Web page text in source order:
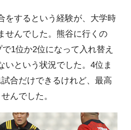
をするという経験が、大学時
せんでした。熊谷に行くの
1位か2位になって入れ替え
いという状況でした。4位ま
合だけできるけれど、最高
んでした。